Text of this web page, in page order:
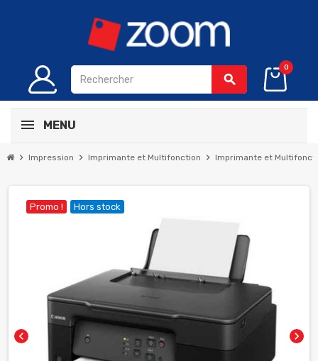
search
0
MENU
chevron_right Impression chevron_right Imprimante et Multifonction chevron_right Imprimante et
chevron_left chevron_right
Promo ! Hors stock